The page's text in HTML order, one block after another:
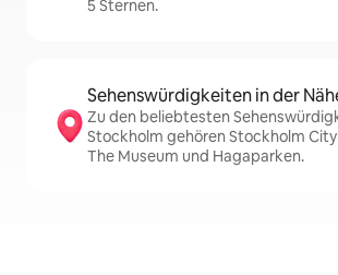
5 Sternen.
Sehenswürdigkeiten in der
Zu den beliebtesten
Stockholm gehören Stockholm City
The Museum und Hagaparken.